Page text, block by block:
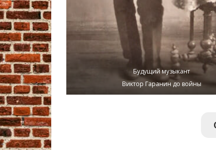
Будущий музыкант
Виктор Гаранин до войны